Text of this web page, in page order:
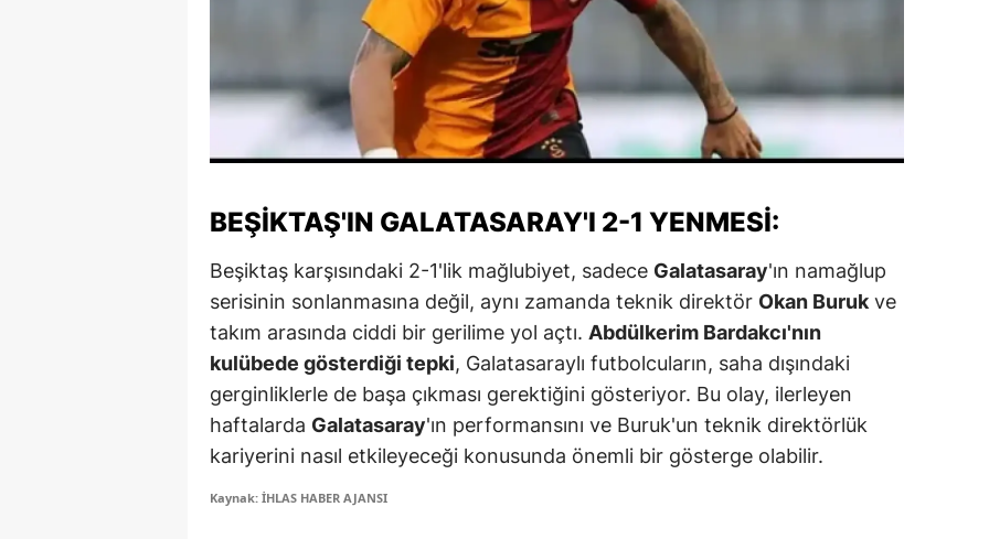
Iğdır
Yalova
Karabük
Osmaniye
Düzce
BEŞIKTAŞ'IN GALATASARAY'I 2-1 YENMESI:
Beşiktaş karşısındaki 2-1'lik mağlubiyet, sadece Galatasaray'ın namağlup
serisinin sonlanmasına değil, aynı zamanda teknik direktör Okan Buruk ve
takım arasında ciddi bir gerilime yol açtı. Abdülkerim Bardakcı'nın
kulübede gösterdiği tepki, Galatasaraylı futbolcuların, saha dışındaki
gerginliklerle de başa çıkması gerektiğini gösteriyor. Bu olay, ilerleyen
haftalarda Galatasaray'ın performansını ve Buruk'un teknik direktörlük
kariyerini nasıl etkileyeceği konusunda önemli bir gösterge olabilir.
Kaynak: İHLAS HABER AJANSI